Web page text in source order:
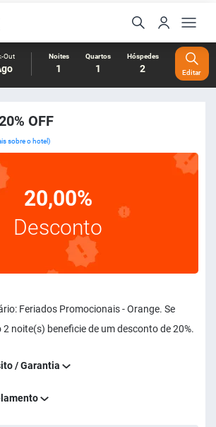
Out Noites
1
Quartos
1
Hóspedes
2 Editar
OFF
sobre o hotel)
20,00%
Desconto
Feriados Promocionais - Orange. Se
noite(s) beneficie de um desconto de 20%.
/ Garantia